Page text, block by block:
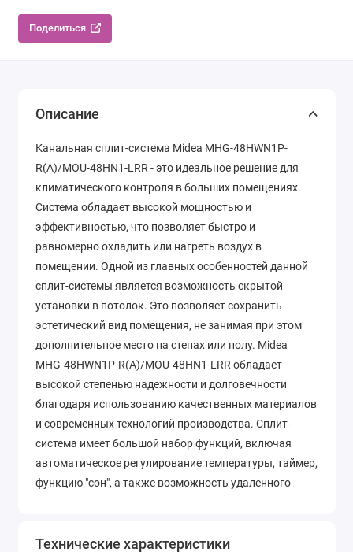
Поделиться
Описание
Канальная сплит-система Midea MHG-48HWN1P-
R(A)/MOU-48HN1-LRR - это идеальное решение для
климатического контроля в больших помещениях.
Система обладает высокой мощностью и
эффективностью, что позволяет быстро и
равномерно охладить или нагреть воздух в
помещении. Одной из главных особенностей данной
сплит-системы является возможность скрытой
установки в потолок. Это позволяет сохранить
эстетический вид помещения, не занимая при этом
дополнительное место на стенах или полу. Midea
MHG-48HWN1P-R(A)/MOU-48HN1-LRR обладает
высокой степенью надежности и долговечности
благодаря использованию качественных материалов
и современных технологий производства. Сплит-
система имеет большой набор функций, включая
автоматическое регулирование температуры, таймер,
функцию "сон", а также возможность удаленного
шума и энергопотребления, что позволяет
Технические характеристики